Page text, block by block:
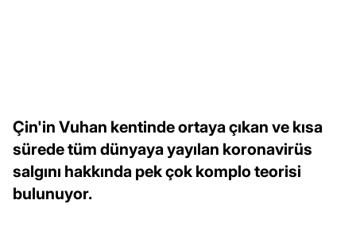
Çin'in Vuhan kentinde ortaya çıkan ve kısa
sürede tüm dünyaya yayılan koronavirüs
salgını hakkında pek çok komplo teorisi
bulunuyor.